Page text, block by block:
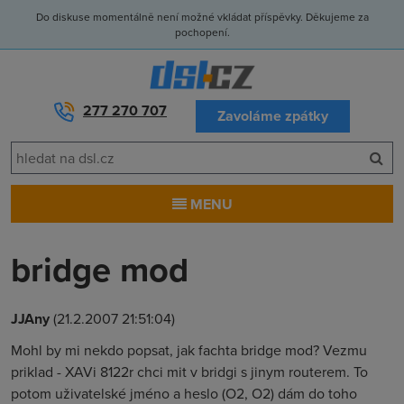
Do diskuse momentálně není možné vkládat příspěvky. Děkujeme za
pochopení.
277 270 707 Zavoláme zpátky
MENU
bridge mod
JJAny(21.2.2007 21:51:04)
Mohl by mi nekdo popsat, jak fachta bridge mod? Vezmu
priklad - XAVi 8122r chci mit v bridgi s jinym routerem. To
potom uživatelské jméno a heslo (O2, O2) dám do toho